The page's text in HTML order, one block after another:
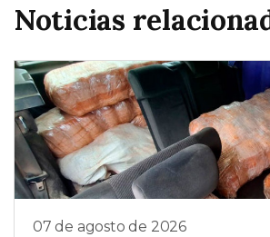
Noticias
07 de agosto de 2026